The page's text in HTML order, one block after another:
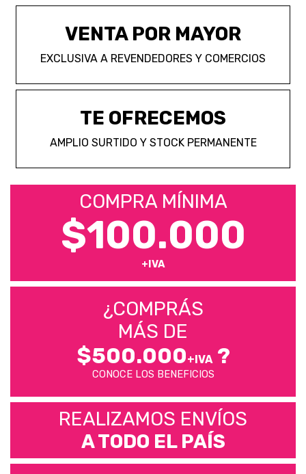
VENTA POR MAYOR
EXCLUSIVA A REVENDEDORES Y COMERCIOS
TE OFRECEMOS
AMPLIO SURTIDO Y STOCK PERMANENTE
COMPRA MÍNIMA
$100.000
+IVA
¿COMPRÁS
MÁS DE
$500.000+IVA?
CONOCE LOS BENEFICIOS
REALIZAMOS ENVÍOS
A TODO EL PAÍS